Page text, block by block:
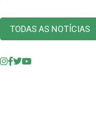
TODAS AS NOTÍCIAS